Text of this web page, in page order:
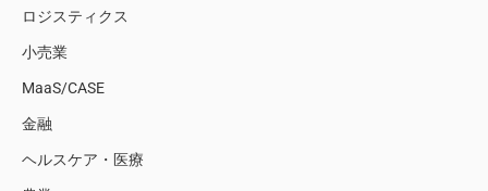
ロジスティクス
小売業
MaaS/CASE
金融
ヘルスケア・医療